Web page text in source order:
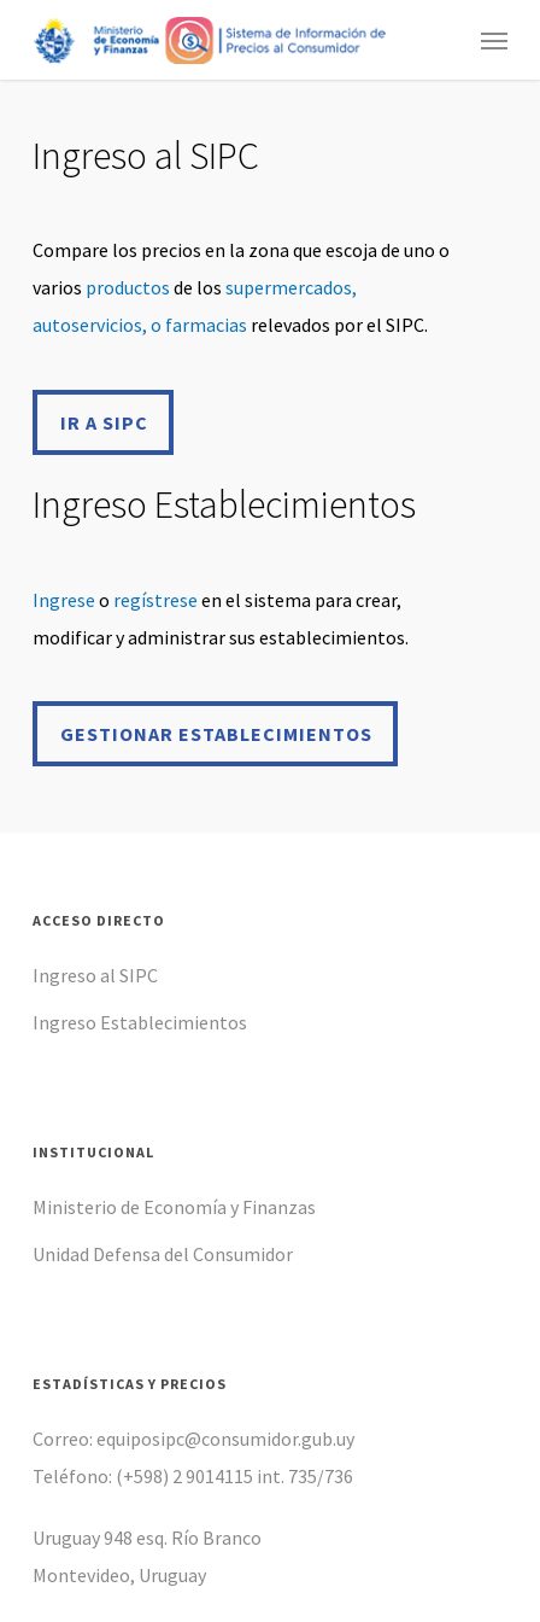
Menu
Ingreso al SIPC
Compare los precios en la zona que escoja de uno o
varios productos de lossupermercados,
autoservicios, o farmacias relevados por el SIPC.
IR A SIPC
IR A SIPC
Ingreso Establecimientos
Ingrese o regístrese en el sistema para crear,
modificar y administrar sus establecimientos.
GESTIONAR ESTABLECIMIENTOS
GESTIONAR ESTABLECIMIENTOS
ACCESO DIRECTO
Ingreso al SIPC
Ingreso Establecimientos
INSTITUCIONAL
Ministerio de Economía y Finanzas
Unidad Defensa del Consumidor
ESTADÍSTICAS Y PRECIOS
Correo: equiposipc@consumidor.gub.uy
Teléfono: (+598) 2 9014115 int. 735/736
Uruguay 948 esq. Río Branco
Montevideo, Uruguay